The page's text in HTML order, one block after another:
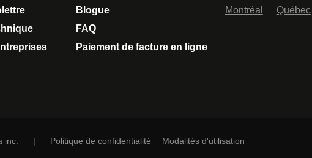
Blogue
FAQ
Paiement de facture en ligne
Montréal
Québec
inc. | Politique de confidentialité Modalités d'utilisation